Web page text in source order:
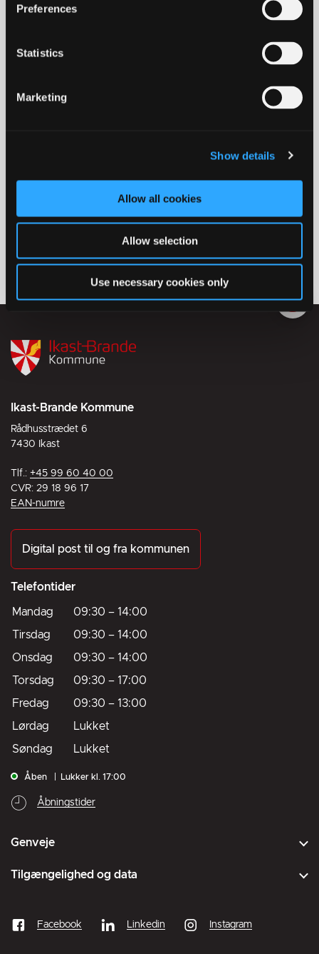
Preferences
Statistics
Marketing
Show details
Allow all cookies
Allow selection
Use necessary cookies only
med handicap i Ikast-Brande Kommune? Så kan du nu
indstille din kandidat til Handicapprisen 2026.
Ikast-Brande Kommune
Rådhusstrædet 6
7430 Ikast
Tlf.: +45 99 60 40 00
CVR: 29 18 96 17
EAN-numre
Digital post til og fra kommunen
Telefontider
Mandag 09:30 – 14:00
Tirsdag
09:30 – 14:00
Onsdag
09:30 – 14:00
Torsdag
09:30 – 17:00
Fredag
09:30 – 13:00
Lørdag
Lukket
Søndag
Lukket
Åben Lukker kl. 17:00
Åbningstider
Genveje
Tilgængelighed og data
Facebook Linkedin Instagram